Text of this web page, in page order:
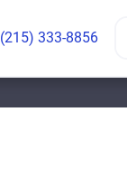
(215) 333-8856